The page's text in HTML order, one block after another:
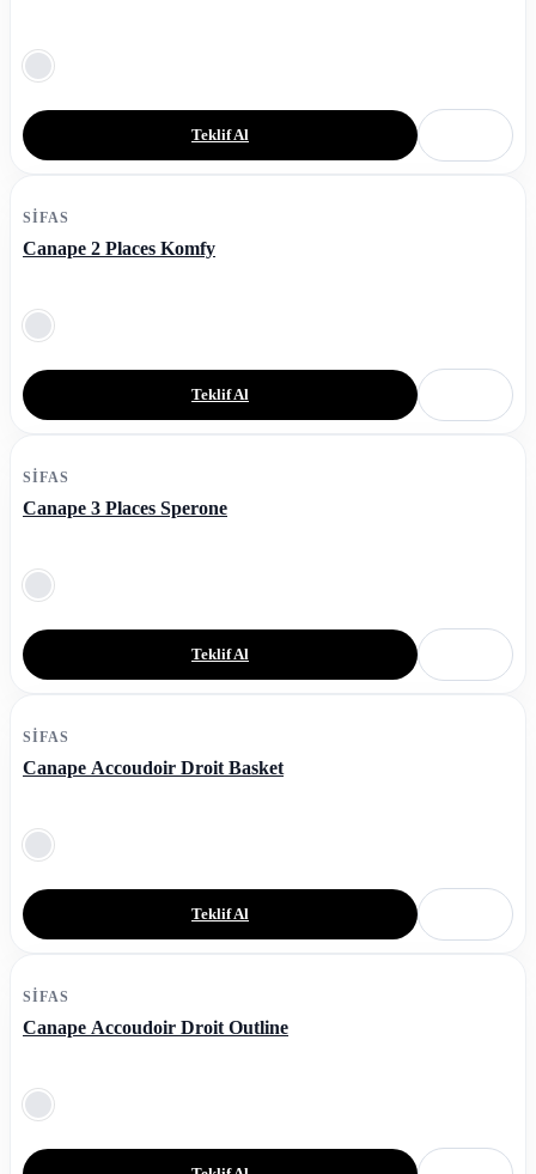
Teklif Al
SIFAS
Canape 2 Places Komfy
Teklif Al
SIFAS
Canape 3 Places Sperone
Teklif Al
SIFAS
Canape Accoudoir Droit Basket
Teklif Al
SIFAS
Canape Accoudoir Droit Outline